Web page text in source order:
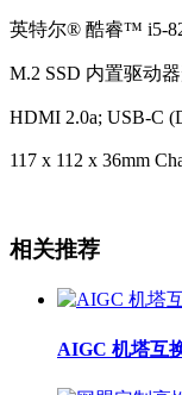
英特尔® 酷睿™ i5-
M.2 SSD 内置驱动
HDMI 2.0a; USB-C
117 x 112 x 36mm
相关推荐
AIGC 机塔互